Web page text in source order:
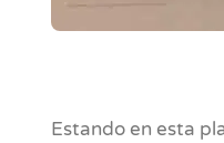
Estando en esta